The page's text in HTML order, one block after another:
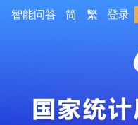
智能问答 简 繁 登录